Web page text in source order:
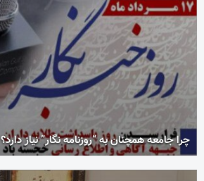
چرا جامعه همچنان به “روزنامه نگار” نیاز دارد؟